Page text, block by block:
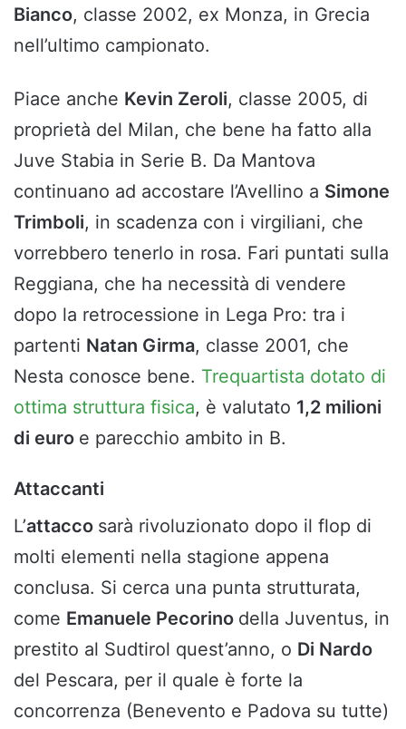
Bianco, classe 2002, ex Monza, in Grecia
nell’ultimo campionato.
Piace anche Kevin Zeroli, classe 2005, di
proprietà del Milan, che bene ha fatto alla
Juve Stabia in Serie B. Da Mantova
continuano ad accostare l’Avellino a Simone
Trimboli, in scadenza con i virgiliani, che
vorrebbero tenerlo in rosa. Fari puntati sulla
Reggiana, che ha necessità di vendere
dopo la retrocessione in Lega Pro: tra i
partenti Natan Girma, classe 2001, che
Nesta conosce bene. Trequartista dotato di
ottima struttura fisica, è valutato 1,2 milioni
di euro e parecchio ambito in B.
Attaccanti
L’attacco sarà rivoluzionato dopo il flop di
molti elementi nella stagione appena
conclusa. Si cerca una punta strutturata,
come Emanuele Pecorino della Juventus, in
prestito al Sudtirol quest’anno, o Di Nardo
del Pescara, per il quale è forte la
concorrenza (Benevento e Padova su tutte)